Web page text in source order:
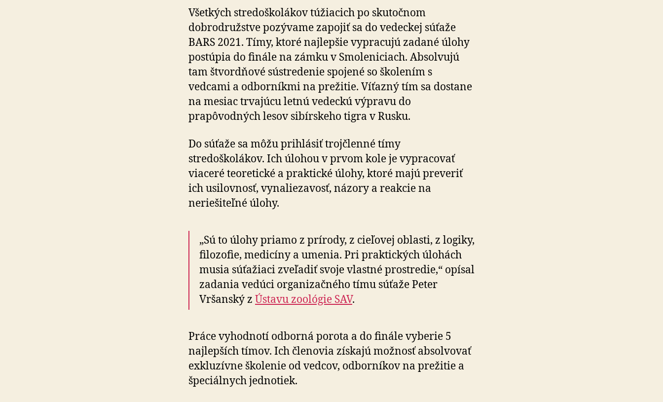
vedeckú
expedíciu
na
Sibíri
Všetkých stredoškolákov túžiacich po skutočnom
dobrodružstve pozývame zapojiť sa do vedeckej súťaže
BARS 2021. Tímy, ktoré najlepšie vypracujú zadané úlohy
postúpia do finále na zámku v Smoleniciach. Absolvujú
tam štvordňové sústredenie spojené so školením s
vedcami a odborníkmi na prežitie. Víťazný tím sa dostane
na mesiac trvajúcu letnú vedeckú výpravu do
prapôvodných lesov sibírskeho tigra v Rusku.
Do súťaže sa môžu prihlásiť trojčlenné tímy
stredoškolákov. Ich úlohou v prvom kole je vypracovať
viaceré teoretické a praktické úlohy, ktoré majú preveriť
ich usilovnosť, vynaliezavosť, názory a reakcie na
neriešiteľné úlohy.
„Sú to úlohy priamo z prírody, z cieľovej oblasti, z logiky,
filozofie, medicíny a umenia. Pri praktických úlohách
musia súťažiaci zveľadiť svoje vlastné prostredie,“ opísal
zadania vedúci organizačného tímu súťaže Peter
Vršanský z Ústavu zoológie SAV.
Práce vyhodnotí odborná porota a do finále vyberie 5
najlepších tímov. Ich členovia získajú možnosť absolvovať
exkluzívne školenie od vedcov, odborníkov na prežitie a
špeciálnych jednotiek.